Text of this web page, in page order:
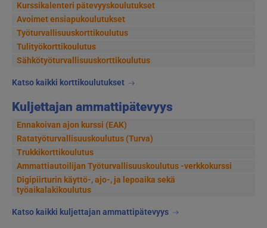
Kurssikalenteri pätevyyskoulutukset
Avoimet ensiapukoulutukset
Työturvallisuuskorttikoulutus
Tulityökorttikoulutus
Sähkötyöturvallisuuskorttikoulutus
Katso kaikki korttikoulutukset
Kuljettajan ammattipätevyys
Ennakoivan ajon kurssi (EAK)
Ratatyöturvallisuuskoulutus (Turva)
Trukkikorttikoulutus
Ammattiautoilijan Työturvallisuuskoulutus -verkkokurssi
Digipiirturin käyttö-, ajo-, ja lepoaika sekä
työaikalakikoulutus
Katso kaikki kuljettajan ammattipätevyys